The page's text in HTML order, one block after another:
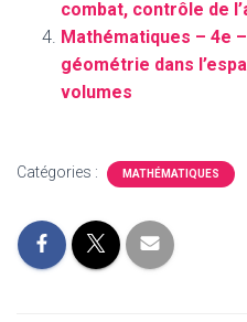
combat, contrôle de
Mathématiques – 4e
géométrie dans
volumes
Catégories : MATHÉMATIQUES